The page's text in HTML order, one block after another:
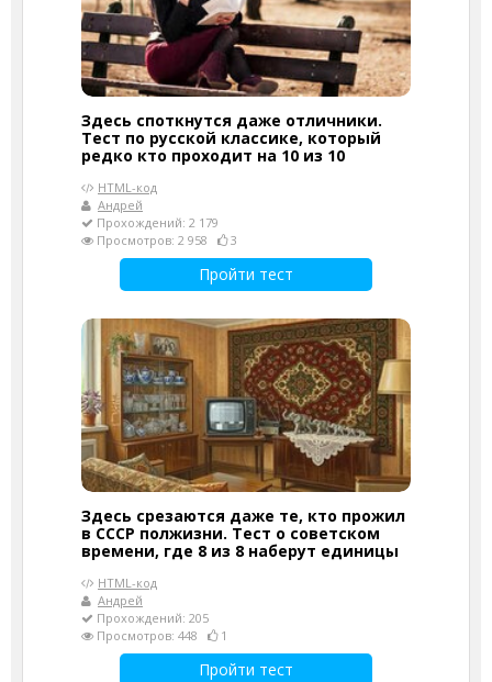
Здесь споткнутся даже отличники.
Тест по русской классике, который
редко кто проходит на 10 из 10
HTML-код
Андрей
Прохождений: 2 179
Просмотров: 2 958
3
Пройти тест
Здесь срезаются даже те, кто прожил
в СССР полжизни. Тест о советском
времени, где 8 из 8 наберут единицы
HTML-код
Андрей
Прохождений: 205
Просмотров: 448
1
Пройти тест